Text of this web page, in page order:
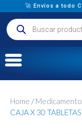
🚀 Envíos a todo
Home /
CAJA X 30 TABLETAS